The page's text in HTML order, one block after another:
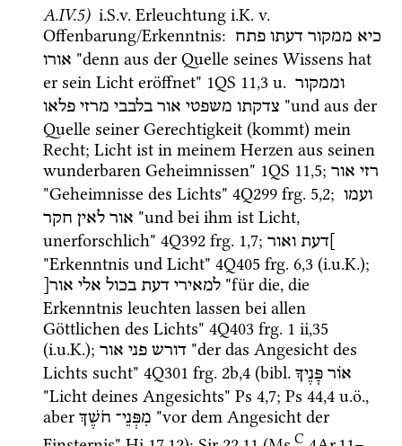
A.IV.5) i.S.v. Erleuchtung i.K. v.
Offenbarung/Erkenntnis: כיא ממקור דעתו פתח
אורו "denn aus der Quelle seines Wissens hat
er sein Licht eröffnet" 1QS 11,3 u. וממקור
צדקתו משפטי אור בלבבי מרזי פלאו
"und aus der
Quelle seiner Gerechtigkeit (kommt) mein
Recht; Licht ist in meinem Herzen aus seinen
wunderbaren Geheimnissen" 1QS 11,5; רזי אור
"Geheimnisse des Lichts" 4Q299 frg. 5,2; ועמו
אור לאין חקר
"und bei ihm ist Licht,
unerforschlich" 4Q392 frg. 1,7; ]דעת ואור
"Erkenntnis und Licht" 4Q405 frg. 6,3 (i.u.K.
למאירי דעת בכול אלי אור[
"für die, die
Erkenntnis leuchten lassen bei allen
Göttlichen des Lichts" 4Q403 frg. 1 ii,35
(i.u.K.); דורש פני אור
"der das Angesicht des
Lichts sucht" 4Q301 frg. 2b,4 (bibl. אוֹר פָּנֶיךָ
"Licht deines Angesichts" Ps 4,7; Ps 44,4 u.ö.,
aber
מִפְּנֵי־ חֹשֶׁךְ
"vor dem Angesicht der
C